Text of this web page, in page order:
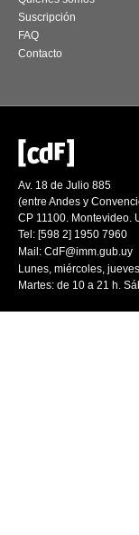
Suscripción
FAQ
Contacto
Av. 18 de Julio 885
(entre Andes y
CP 11100. Montevideo.
Tel: [598 2] 1950 7960
Mail: CdF@imm.gub.uy
Lunes, miércoles,
Martes: de 10 a 21 h.